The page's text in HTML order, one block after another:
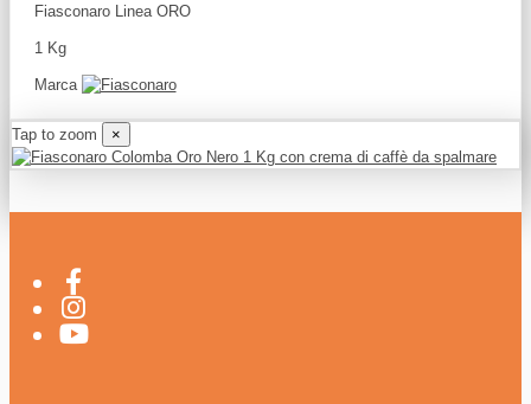
Fiasconaro Linea ORO
1 Kg
Marca
Tap to zoom ×